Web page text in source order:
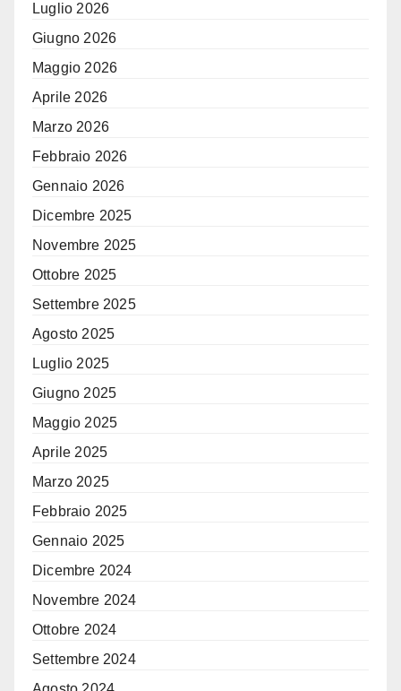
Luglio 2026
Giugno 2026
Maggio 2026
Aprile 2026
Marzo 2026
Febbraio 2026
Gennaio 2026
Dicembre 2025
Novembre 2025
Ottobre 2025
Settembre 2025
Agosto 2025
Luglio 2025
Giugno 2025
Maggio 2025
Aprile 2025
Marzo 2025
Febbraio 2025
Gennaio 2025
Dicembre 2024
Novembre 2024
Ottobre 2024
Settembre 2024